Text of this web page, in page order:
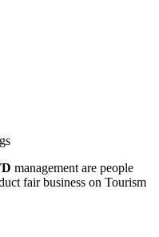
management are people
fair business on Tourism